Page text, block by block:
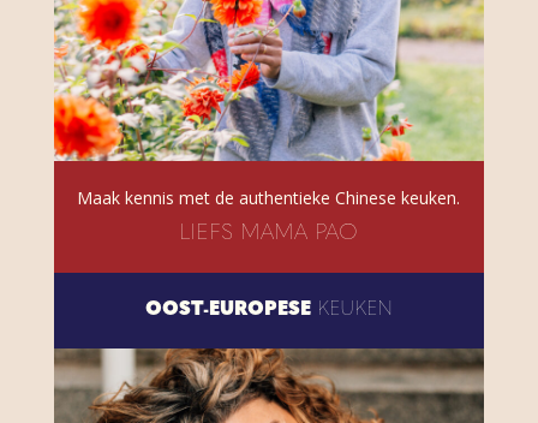
Maak kennis met de authentieke Chinese keuken.
LIEFS MAMA PAO
OOST-EUROPESEKEUKEN